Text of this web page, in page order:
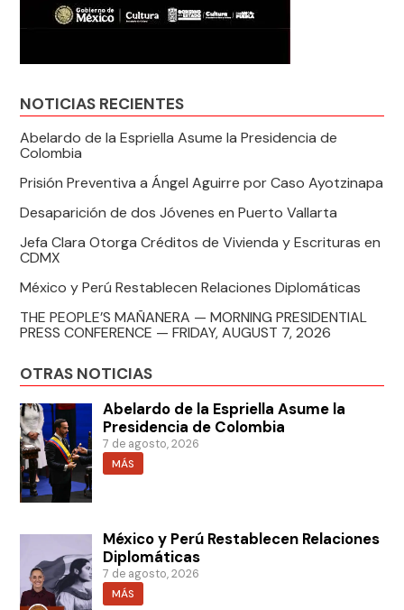
NOTICIAS RECIENTES
Abelardo de la Espriella Asume la Presidencia de
Colombia
Prisión Preventiva a Ángel Aguirre por Caso Ayotzinapa
Desaparición de dos Jóvenes en Puerto Vallarta
Jefa Clara Otorga Créditos de Vivienda y Escrituras en
CDMX
México y Perú Restablecen Relaciones Diplomáticas
THE PEOPLE’S MAÑANERA — MORNING PRESIDENTIAL
PRESS CONFERENCE — FRIDAY, AUGUST 7, 2026
OTRAS NOTICIAS
Abelardo de la Espriella Asume la
Presidencia de Colombia
7 de agosto, 2026
MÁS
México y Perú Restablecen Relaciones
Diplomáticas
7 de agosto, 2026
MÁS